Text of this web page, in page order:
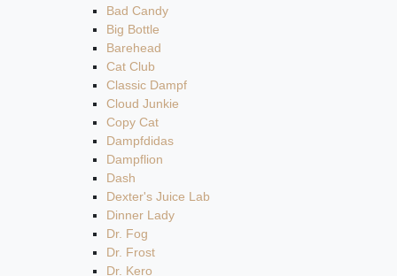
Bad Candy
Big Bottle
Barehead
Cat Club
Classic Dampf
Cloud Junkie
Copy Cat
Dampfdidas
Dampflion
Dash
Dexter's Juice Lab
Dinner Lady
Dr. Fog
Dr. Frost
Dr. Kero